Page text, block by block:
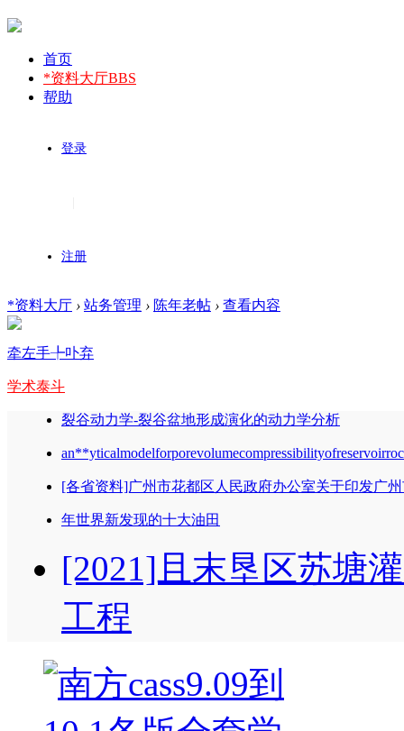
首页
*资料大厅BBS
帮助
登录
注册
*资料大厅 › 站务管理 › 陈年老帖 › 查看内容
牵左手╄卟弃
学术泰斗
裂谷动力学-裂谷盆地形成演化的动力学分析
[各省资料]广州市花都区人民政府办公室关于印发广
年世界新发现的十大油田
[2021]且末垦区苏塘
工程